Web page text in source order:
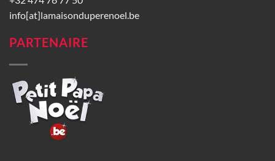
info[at]lamaisonduperenoel.be
PARTENAIRE